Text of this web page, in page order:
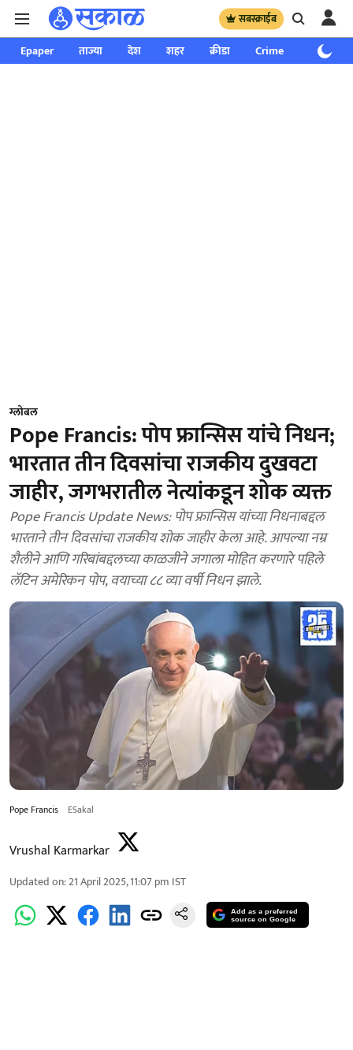
सबस्क्राईब
Epaper ताज्या देश शहर क्रीडा Crime साप्ताहिक
ग्लोबल
Pope Francis: पोप फ्रान्सिस यांचे निधन;
भारतात तीन दिवसांचा राजकीय दुखवटा
जाहीर, जगभरातील नेत्यांकडून शोक व्यक्त
Pope Francis Update News: पोप फ्रान्सिस यांच्या निधनाबद्दल
भारताने तीन दिवसांचा राजकीय शोक जाहीर केला आहे. आपल्या नम्र
शैलीने आणि गरिबांबद्दलच्या काळजीने जगाला मोहित करणारे पहिले
लॅटिन अमेरिकन पोप, वयाच्या ८८ व्या वर्षी निधन झाले.
Pope Francis ESakal
Vrushal Karmarkar
Updated on:21 April 2025, 11:07 pm IST
Add as a preferred
source on Google